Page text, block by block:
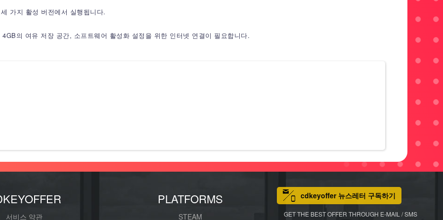
가지 활성 버전에서 실행됩니다.
의 여유 저장 공간, 소프트웨어 활성화 설정을 위한 인터넷 연결이 필요합니다.
서비스 약관
PLATFORMS
STEAM
cdkeyoffer 뉴스레터 구독하기
GET THE BEST OFFER THROUGH E-MAIL / SMS